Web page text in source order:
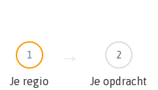
1
Je regio
2
Je opdracht